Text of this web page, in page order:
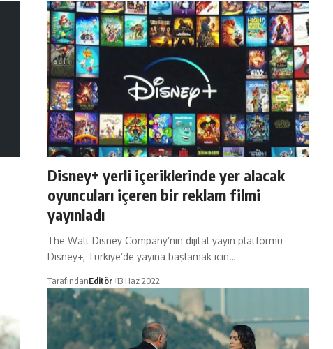
Disney+ yerli içeriklerinde yer alacak
oyuncuları içeren bir reklam filmi
yayınladı
The Walt Disney Company’nin dijital yayın platformu
Disney+, Türkiye’de yayına başlamak için…
TarafındanEditör 13 Haz 2022